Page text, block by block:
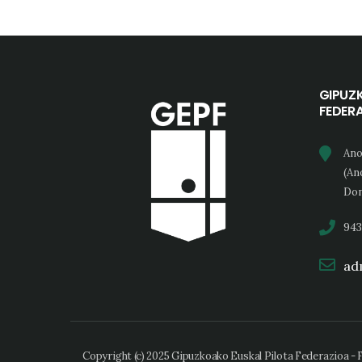
Copyright (c) 2025 Gipuzkoako Euskal Pilota Federazioa -